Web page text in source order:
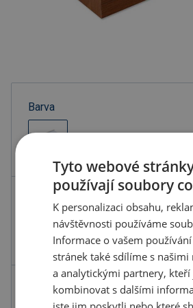
Barva
Rozměry
Tyto webové
používají soubory
K personalizaci obsahu,
návštěvnosti používáme
Informace o vašem
stránek také sdílíme s
a analytickými partnery,
kombinovat s dalšími